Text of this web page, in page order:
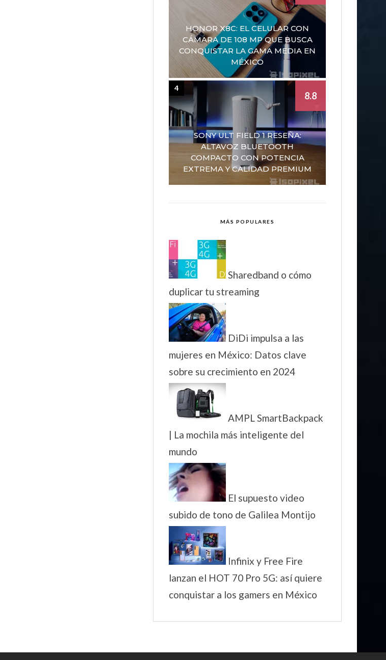
HONOR X8C: EL CELULAR CON
CÁMARA DE 108 MP QUE BUSCA
CONQUISTAR LA GAMA MEDIA EN
MÉXICO
SONY ULT FIELD 1 RESEÑA:
ALTAVOZ BLUETOOTH
COMPACTO CON POTENCIA
EXTREMA Y CALIDAD PREMIUM
8.8
4
MÁS POPULARES
Sharedband o cómo
duplicar tu streaming
DiDi impulsa a las
mujeres en México: Datos clave
sobre su crecimiento en 2024
AMPL SmartBackpack
| La mochila más inteligente del
mundo
El supuesto video
subido de tono de Galilea Montijo
Infinix y Free Fire
lanzan el HOT 70 Pro 5G: así quiere
conquistar a los gamers en México